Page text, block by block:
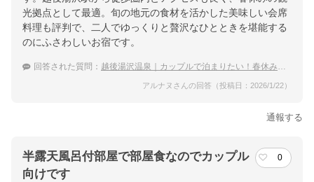
光拠点として最適。旬の地元の食材を活かした美味しい会席
料理も評判で、二人でゆっくりと贅沢なひとときを堪能する
のにふさわしいお宿です。
回答された質問： 越後湯沢温泉｜カップルで泊まりたい！春休みにおすすめの宿は？
アルナヌさんの回答（投稿日：2026/1/22）
通報する
半露天風呂付部屋で部屋食なのでカップル
向けです
0